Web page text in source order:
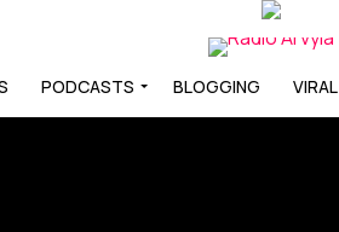
PODCASTS BLOGGING VIRAL